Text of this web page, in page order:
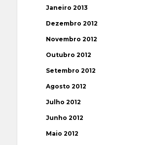
Janeiro 2013
Dezembro 2012
Novembro 2012
Outubro 2012
Setembro 2012
Agosto 2012
Julho 2012
Junho 2012
Maio 2012